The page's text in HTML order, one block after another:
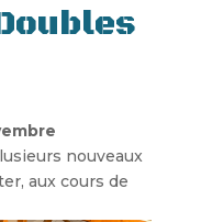
nouveaux
aux cours de